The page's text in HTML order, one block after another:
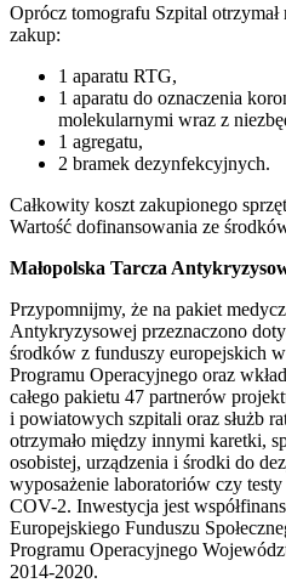
Oprócz tomografu Szpital
zakup:
1 aparatu RTG,
1 aparatu do oznaczenia
molekularnymi wraz z
1 agregatu,
2 bramek dezynfekcyjnych.
Całkowity koszt zakupionego
Wartość dofinansowania ze
Małopolska Tarcza
Przypomnijmy, że na pakiet
Antykryzysowej przeznaczono
środków z funduszy europejskich
Programu Operacyjnego oraz
całego pakietu 47 partnerów
i powiatowych szpitali oraz służb
otrzymało między innymi karetki,
osobistej, urządzenia i środki do
wyposażenie laboratoriów czy
COV-2. Inwestycja jest
Europejskiego Funduszu
Programu Operacyjnego
2014-2020.